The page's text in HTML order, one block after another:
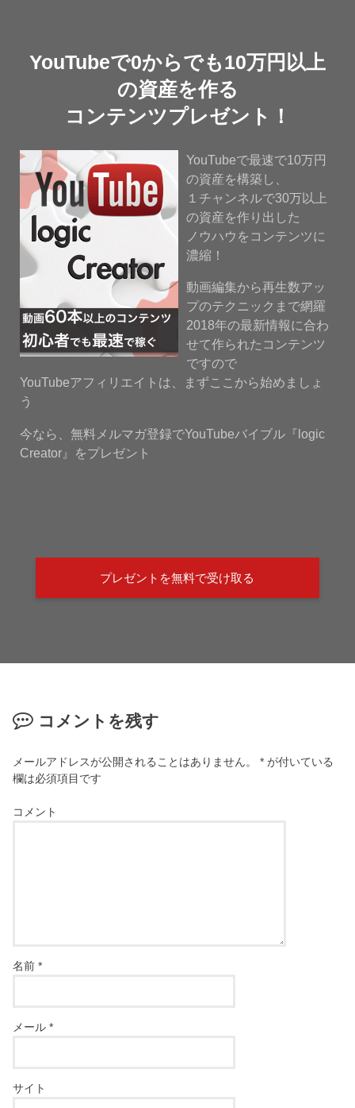
YouTubeで0からでも10万円以上
の資産を作る
コンテンツプレゼント！
YouTubeで最速で10万円
の資産を構築し、
１チャンネルで30万以上
の資産を作り出した
ノウハウをコンテンツに
濃縮！
動画編集から再生数アッ
プのテクニックまで網羅
2018年の最新情報に合わ
せて作られたコンテンツ
ですので
YouTubeアフィリエイトは、まずここから始めましょ
う
今なら、無料メルマガ登録でYouTubeバイブル『logic
Creator』をプレゼント
プレゼントを無料で受け取る
コメントを残す
メールアドレスが公開されることはありません。 * が付いている
欄は必須項目です
コメント
名前*
メール*
サイト